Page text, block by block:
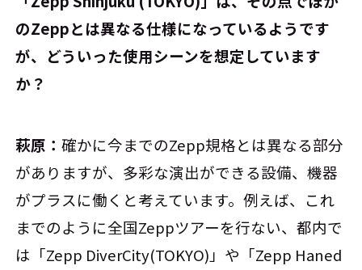
のZeppとは異なる仕様になっているようです
が、どういった使用シーンを想定しています
か？
萩原：確かに今までのZepp規格とは異なる部分
がありますが、多彩な演出ができる設備、機器
がプラスに働くと考えています。例えば、これ
までのように全国Zeppツアーを行ない、都内で
は「Zepp DiverCity(TOKYO)」や「Zepp Haned